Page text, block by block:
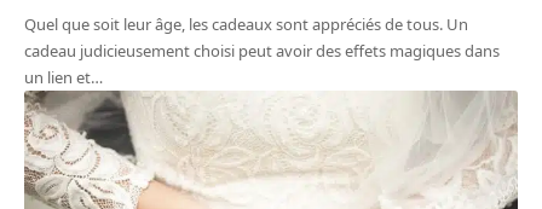
Quel que soit leur âge, les cadeaux sont appréciés de tous. Un
cadeau judicieusement choisi peut avoir des effets magiques dans
un lien et…